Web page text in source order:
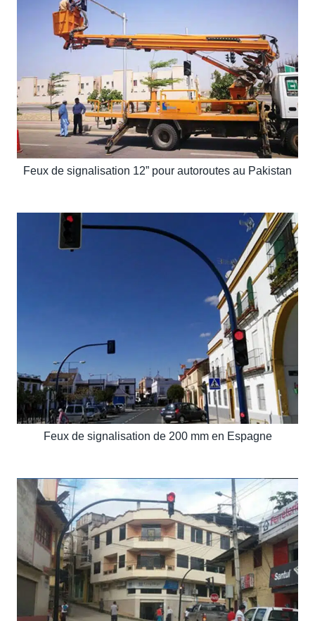
Feux de signalisation 12” pour autoroutes au Pakistan
Feux de signalisation de 200 mm en Espagne